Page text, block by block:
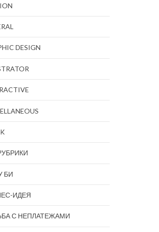
DESIGN
БИ
ИДЕЯ
С НЕПЛАТЕЖАМИ